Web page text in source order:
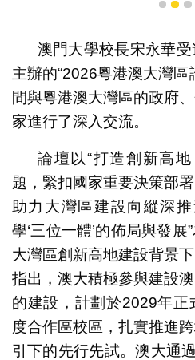
1 2 3
澳門大學校長宋永華
主辦的“2026粵港澳大灣區
間與粵港澳大灣區的政府
家進行了深入交流。
論壇以“打造創新⾼
題，緊扣國家重要決策部
助力大灣區建設向縱深
學‘三位一體’的佈局與發
大灣區創新高地建設背景
指出，澳大積極參與建設
的建設，計劃於2029年
度合作區校區，扎實推進
引下的先行先試。澳大通